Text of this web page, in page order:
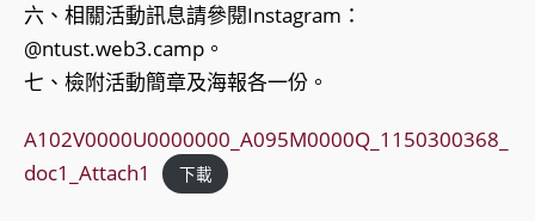
六、相關活動訊息請參閱Instagram：
@ntust.web3.camp。
七、檢附活動簡章及海報各一份。
A102V0000U0000000_A095M0000Q_1150300368_
doc1_Attach1
下載